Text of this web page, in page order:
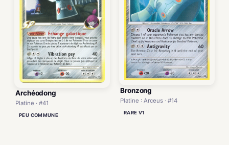
Archéodong
Platine · #41
PEU COMMUNE
Bronzong
Platine : Arceus · #14
RARE V1